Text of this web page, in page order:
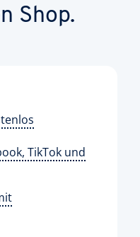
Shop.
TikTok und